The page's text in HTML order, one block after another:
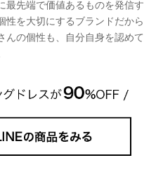
最先端で価値あるものを発信す
性を大切にするブランドだから
んの個性も、自分自身を認めて